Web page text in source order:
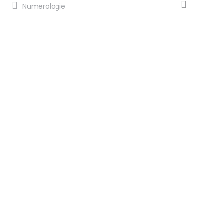
Numerologie